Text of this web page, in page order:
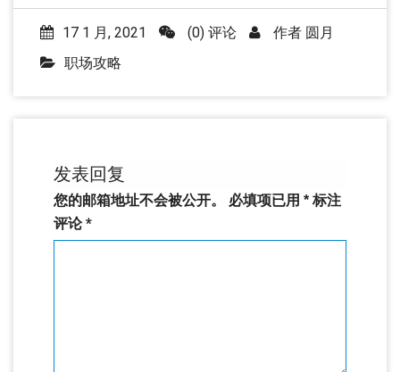
17 1 月, 2021 (0) 评论 作者 圆月
职场攻略
发表回复
您的邮箱地址不会被公开。 必填项已用 * 标注
评论*